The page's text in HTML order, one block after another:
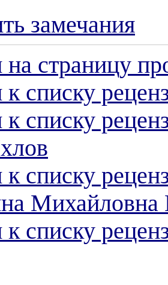
замечания
страницу
списку
списку
списку
Михайловна
списку